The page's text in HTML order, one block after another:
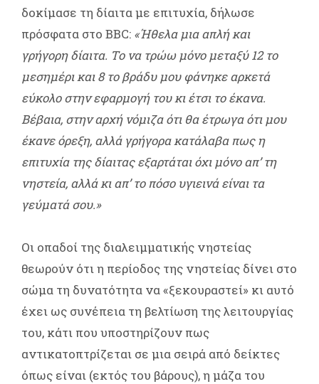
δοκίμασε τη δίαιτα με επιτυχία, δήλωσε
πρόσφατα στο BBC: «Ήθελα μια απλή και
γρήγορη δίαιτα. Το να τρώω μόνο μεταξύ 12 το
μεσημέρι και 8 το βράδυ μου φάνηκε αρκετά
εύκολο στην εφαρμογή του κι έτσι το έκανα.
Βέβαια, στην αρχή νόμιζα ότι θα έτρωγα ότι μου
έκανε όρεξη, αλλά γρήγορα κατάλαβα πως η
επιτυχία της δίαιτας εξαρτάται όχι μόνο απ’ τη
νηστεία, αλλά κι απ’ το πόσο υγιεινά είναι τα
γεύματά σου.»
Οι οπαδοί της διαλειμματικής νηστείας
θεωρούν ότι η περίοδος της νηστείας δίνει στο
σώμα τη δυνατότητα να «ξεκουραστεί» κι αυτό
έχει ως συνέπεια τη βελτίωση της λειτουργίας
του, κάτι που υποστηρίζουν πως
αντικατοπτρίζεται σε μια σειρά από δείκτες
όπως είναι (εκτός του βάρους), η μάζα του